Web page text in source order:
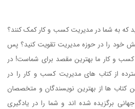
که به شما در مدیریت کسب و کار کمک کنند؟
خود را در حوزه مدیریت تقویت کنید؟ پس
و کار ما بهترین مقصد برای شماست! در
از کتاب های مدیریت کسب و کار را در
کتاب ها از بهترین نویسندگان و متخصصان
برگزیده شده اند و شما را در یادگیری